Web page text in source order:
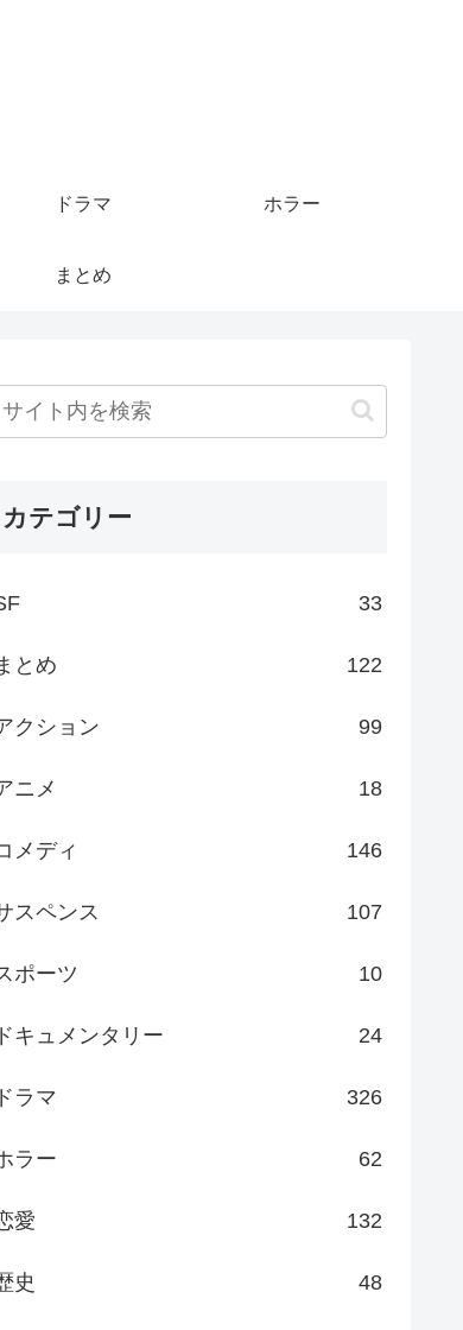
ドラマ ホラー
まとめ
カテゴリー
33
とめ 122
クション 99
ニメ 18
メディ 146
スペンス 107
ポーツ 10
ドキュメンタリー 24
ドラマ 326
ラー 62
愛 132
史 48